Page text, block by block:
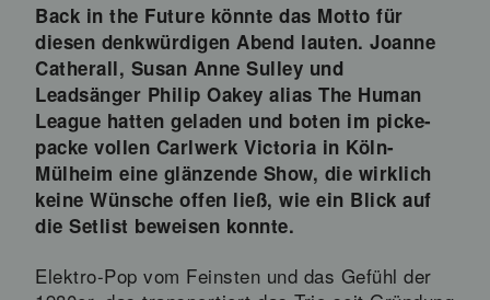
Back in the Future könnte das Motto für
diesen denkwürdigen Abend lauten. Joanne
Catherall, Susan Anne Sulley und
Leadsänger Philip Oakey alias The Human
League hatten geladen und boten im picke-
packe vollen Carlwerk Victoria in Köln-
Mülheim eine glänzende Show, die wirklich
keine Wünsche offen ließ, wie ein Blick auf
die Setlist beweisen konnte.
Elektro-Pop vom Feinsten und das Gefühl der